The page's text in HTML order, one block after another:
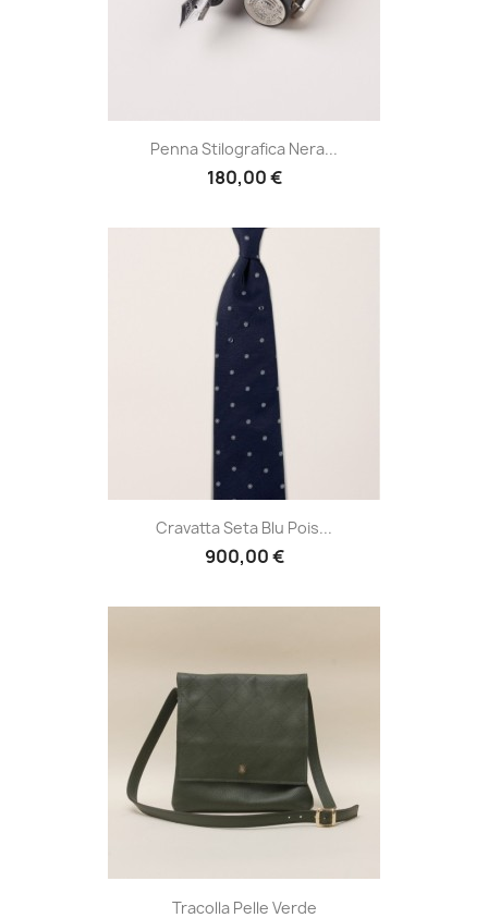
Penna Stilografica Nera...
180,00 €
Cravatta Seta Blu Pois...
900,00 €
Tracolla Pelle Verde